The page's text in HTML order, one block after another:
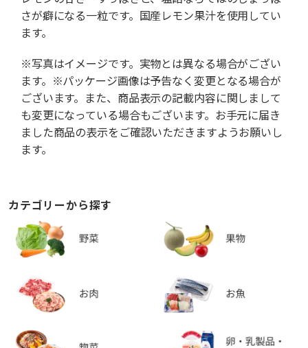
さが癖になる一粒です。国産レモン果汁を使用してい
ます。
※写真はイメージです。実物とは異なる場合がござい
ます。※パッケージ画像は予告なく変更となる場合が
ございます。また、商品表示の記載内容に関しまして
も変更になっている場合もございます。お手元に届き
ました商品の表示をご確認いただきますようお願いし
ます。
カテゴリーから探す